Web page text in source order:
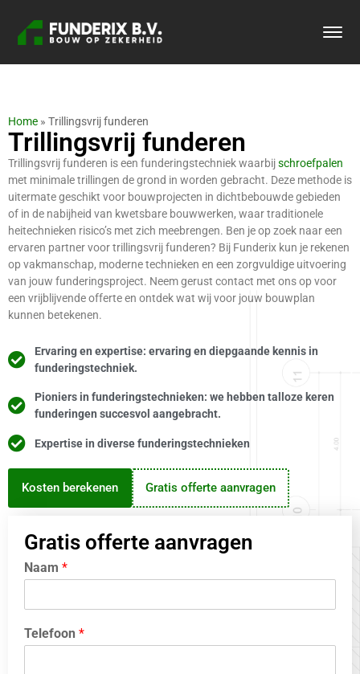
Home » Trillingsvrij funderen
Trillingsvrij funderen
Trillingsvrij funderen is een funderingstechniek waarbijschroefpalen
met minimale trillingen de grond in worden gebracht. Deze methode is
uitermate geschikt voor bouwprojecten in dichtbebouwde gebieden
of in de nabijheid van kwetsbare bouwwerken, waar traditionele
heitechnieken risico’s met zich meebrengen. Ben je op zoek naar een
ervaren partner voor trillingsvrij funderen? Bij Funderix kun je rekenen
op vakmanschap, moderne technieken en een zorgvuldige uitvoering
van jouw funderingsproject. Neem gerust contact met ons op voor
een vrijblijvende offerte en ontdek wat wij voor jouw bouwplan
kunnen betekenen.
Ervaring en expertise: ervaring en diepgaande kennis in
funderingstechniek.
Pioniers in funderingstechnieken: we hebben talloze keren
funderingen succesvol aangebracht.
Expertise in diverse funderingstechnieken
Kosten berekenen Gratis offerte aanvragen
Gratis offerte aanvragen
Naam *
Telefoon *